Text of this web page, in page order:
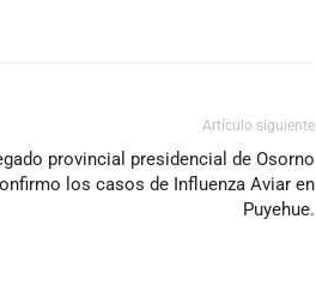
Artículo siguiente
provincial presidencial de Osorno
los casos de Influenza Aviar en
Puyehue.